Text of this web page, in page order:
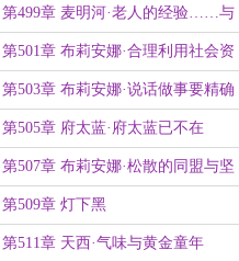
第499章 麦明河·老人的经验……与
身子骨
第501章 布莉安娜·合理利用社会资
源
第503章 布莉安娜·说话做事要精确
第505章 府太蓝·府太蓝已不在
第507章 布莉安娜·松散的同盟与坚
实的威胁
第509章 灯下黑
第511章 天西·气味与黄金童年